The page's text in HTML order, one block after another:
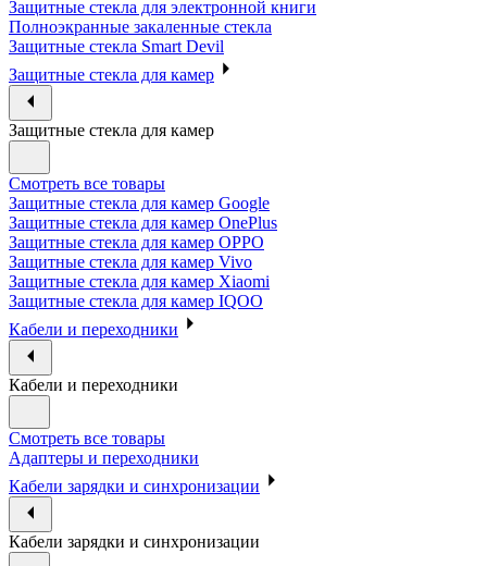
Защитные стекла для электронной книги
Полноэкранные закаленные стекла
Защитные стекла Smart Devil
Защитные стекла для камер
Защитные стекла для камер
Смотреть все товары
Защитные стекла для камер Google
Защитные стекла для камер OnePlus
Защитные стекла для камер OPPO
Защитные стекла для камер Vivo
Защитные стекла для камер Xiaomi
Защитные стекла для камер IQOO
Кабели и переходники
Кабели и переходники
Смотреть все товары
Адаптеры и переходники
Кабели зарядки и синхронизации
Кабели зарядки и синхронизации